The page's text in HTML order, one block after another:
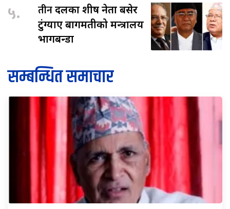
५. तीनदलका शीर्ष नेता बसेर
टुंग्याए बागमतीको मन्त्रालय
भागबन्डा
सम्बन्धित समाचार